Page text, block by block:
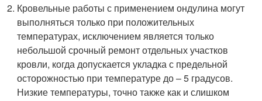
Кровельные работы с применением ондулина могут
выполняться только при положительных
температурах, исключением является только
небольшой срочный ремонт отдельных участков
кровли, когда допускается укладка с предельной
осторожностью при температуре до – 5 градусов.
Низкие температуры, точно также как и слишком